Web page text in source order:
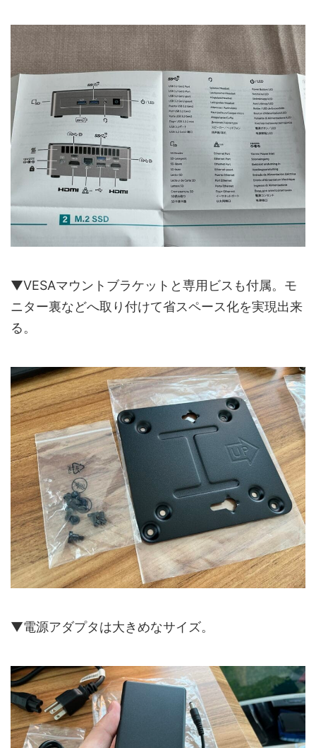
▼VESAマウントブラケットと専用ビスも付属。モ
ニター裏などへ取り付けて省スペース化を実現出来
る。
▼電源アダプタは大きめなサイズ。